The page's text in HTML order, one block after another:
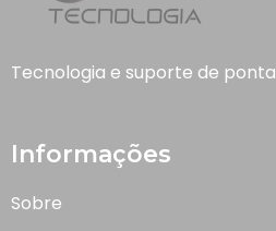
Tecnologia e suporte de ponta
Informações
Sobre